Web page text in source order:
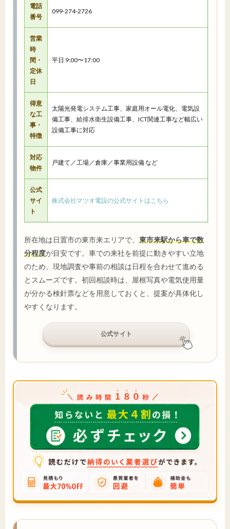
電話
番号
099-274-2726
営業
時
間・
定休
日
平日 9:00〜17:00
得意
な工
事・
特徴
太陽光発電システム工事、家庭用オール電化、電気設
備工事、給排水衛生設備工事、ICT関連工事など幅広い
設備工事に対応
対応
物件
戸建て／工場／倉庫／事業用設備 など
公式
サイ
ト
株式会社マツオ電設の公式サイトはこちら
所在地は日置市の東市来エリアで、 東市来駅から車で数
分程度が目安です。車での来社を前提に動きやすい立地
のため、現地調査や事前の相談は日程を合わせて進める
とスムーズです。初回相談時は、屋根写真や電気使用量
が分かる検針票などを用意しておくと、提案が具体化し
やすくなります。
公式サイト